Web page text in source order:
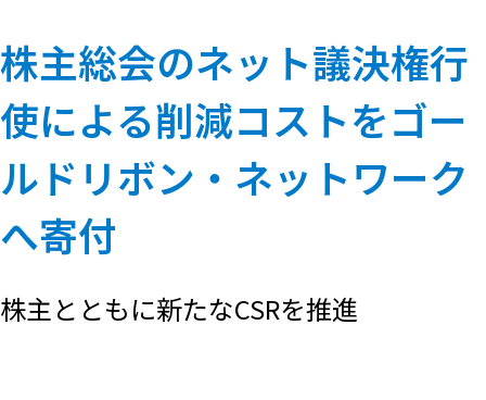
株主総会のネット議決権行
使による削減コストをゴー
ルドリボン・ネットワーク
へ寄付
株主とともに新たなCSRを推進